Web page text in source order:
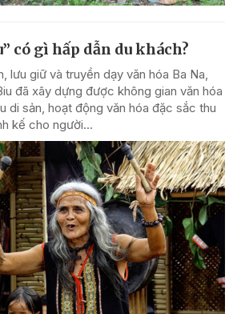
có gì hấp dẫn du khách?
lưu giữ và truyền dạy văn hóa Ba Na,
đã xây dựng được không gian văn hóa
di sản, hoạt động văn hóa đặc sắc thu
kế cho người...